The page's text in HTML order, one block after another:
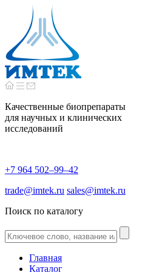
Качественные биопрепараты
для научных и клинических
исследований
+7 964 502–99–42
trade@imtek.ru sales@imtek.ru
Поиск по каталогу
Главная
Каталог